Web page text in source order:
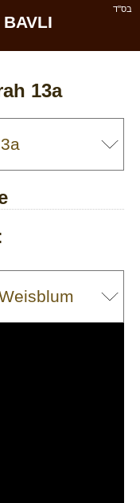
בס''ד
13a